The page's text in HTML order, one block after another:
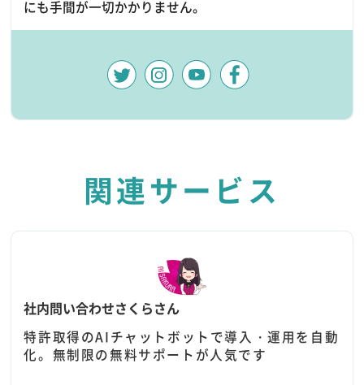
にも手間が一切かかりません。
関連サービス
社内問い合わせさくらさん
特許取得のAIチャットボットで導入・運用を自動
化。無制限の無料サポートが人気です